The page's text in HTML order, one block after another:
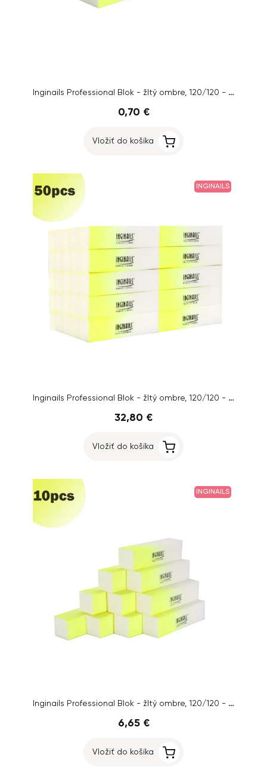
Inginails Professional Blok - žltý ombre, 120/120 - 4-stranný
0,70 €
Vložiť do košíka
INGINAILS
Inginails Professional Blok - žltý ombre, 120/120 - 4-stranný
32,80 €
Vložiť do košíka
INGINAILS
Inginails Professional Blok - žltý ombre, 120/120 - 4-stranný
6,65 €
Vložiť do košíka